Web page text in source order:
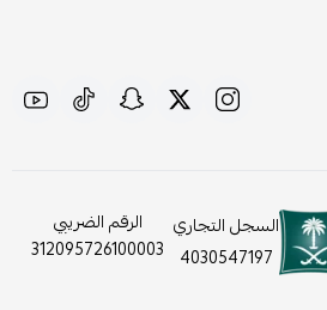
السجل التجاري
4030547197
الرقم الضريبي
312095726100003